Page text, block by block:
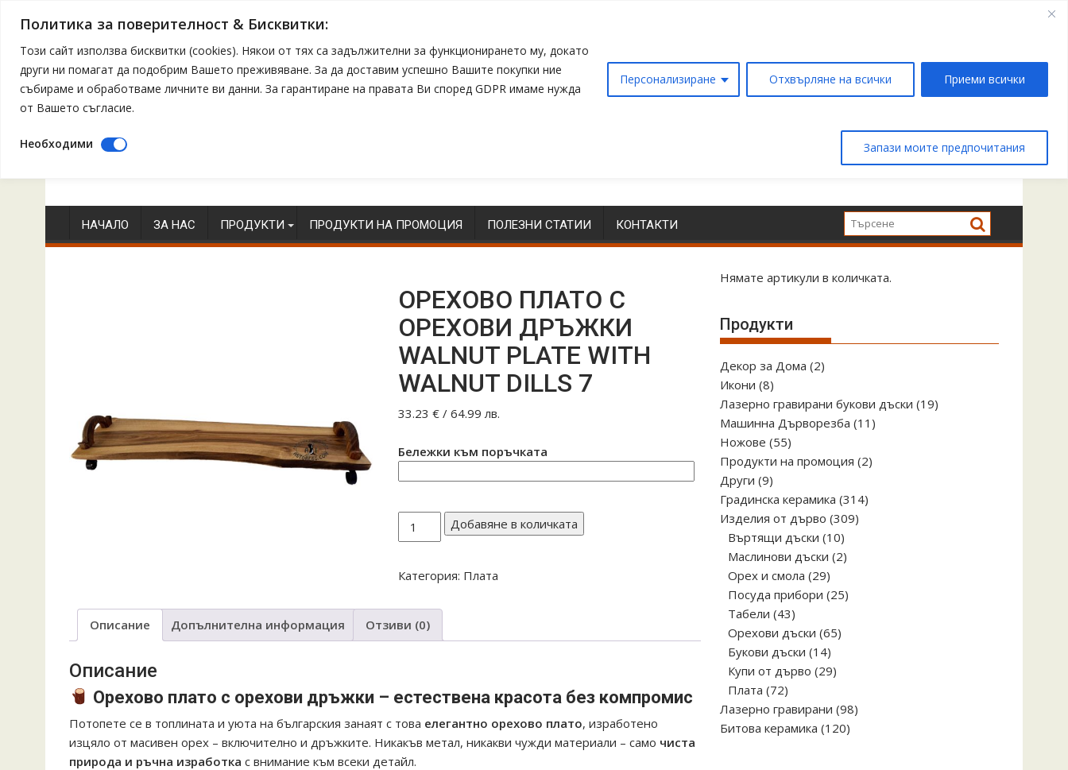
Политика за поверителност & Бисквитки:
Този сайт използва бисквитки (cookies). Някои от тях са задължителни за функционирането му, докато
други ни помагат да подобрим Вашето преживяване. За да доставим успешно Вашите покупки ние
събираме и обработваме личните ви данни. За гарантиране на правата Ви според GDPR имаме нужда
от Вашето съгласие.
Персонализиране Отхвърляне на всички Приеми всички
Необходими Запази моите предпочитания
to
contentНАЧАЛО ЗА НАС ПРОДУКТИ ПРОДУКТИ НА ПРОМОЦИЯ ПОЛЕЗНИ СТАТИИ КОНТАКТИ
ОРЕХОВО ПЛАТО С
ОРЕХОВИ ДРЪЖКИ
WALNUT PLATE WITH
WALNUT DILLS 7
33.23 €/ 64.99 лв.
Бележки към поръчката
количество
за
ПЛАТО
ОРЕХОВИ
ДРЪЖКИ
WITH
DILLS
7
Добавяне в количката
Категория: Плата
Описание Допълнителна информация Отзиви (0)
Описание
Орехово плато с орехови дръжки – естествена красота без компромис
Потопете се в топлината и уюта на българския занаят с това елегантно орехово плато, изработено
изцяло от масивен орех – включително и дръжките. Никакъв метал, никакви чужди материали – само чиста
природа и ръчна изработка с внимание към всеки детайл.
Нямате артикули в количката.
Продукти
Декор за Дома 22
Икони 88
продукта
Лазерно гравирани букови дъски 1919
Машинна Дърворезба 11 11
Ножове 5555
продукта
Продукти на промоция 22
Други 99
продукта
Градинска керамика 314314
Изделия от дърво 309309
Въртящи дъски 1010
продукта
Маслинови дъски 22
Орех и смола 2929
продукта
Посуда прибори 2525
Табели 4343
продукта
Орехови дъски 6565
Букови дъски 1414
продукта
Купи от дърво 2929
Плата 7272
продукта
Лазерно гравирани 9898
Битова керамика 120120